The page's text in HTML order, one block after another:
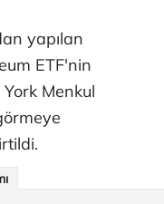
yapılan
ETF'nin
Menkul